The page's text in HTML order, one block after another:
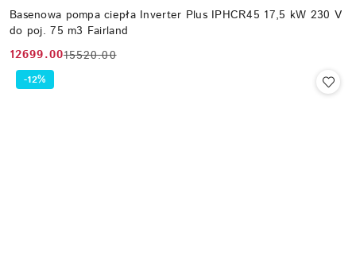
Basenowa pompa ciepła Inverter Plus IPHCR45 17,5 kW 230 V
do poj. 75 m3 Fairland
Cena
promocyjna:
12699.00
Cena
przed
15520.00
-12%